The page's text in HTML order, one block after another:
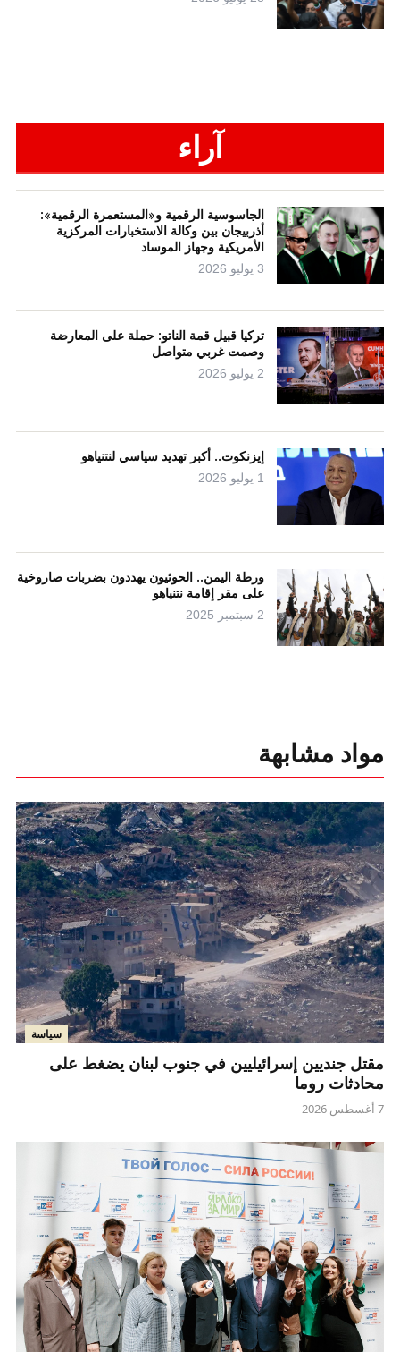
آراء
الجاسوسية الرقمية و«المستعمرة الرقمية»:
أذربيجان بين وكالة الاستخبارات المركزية
الأمريكية وجهاز الموساد
3 يوليو 2026
تركيا قبيل قمة الناتو: حملة على المعارضة
وصمت غربي متواصل
2 يوليو 2026
إيزنكوت.. أكبر تهديد سياسي لنتنياهو
1 يوليو 2026
ورطة اليمن.. الحوثيون يهددون بضربات صاروخية
على مقر إقامة نتنياهو
2 سبتمبر 2025
مواد مشابهة
سياسة
مقتل جنديين إسرائيليين في جنوب لبنان يضغط على
محادثات روما
7 أغسطس 2026